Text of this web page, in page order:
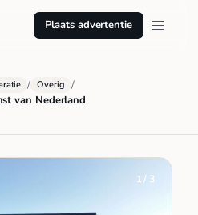
Plaats advertentie
/ Overig /
van Nederland
1 / 3